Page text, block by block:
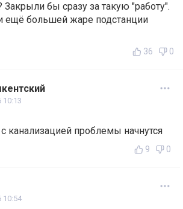
бы сразу за такую "работу".
ещё большей жаре подстанции
36 0
10:13
канализацией проблемы начнутся
9 0
10:54